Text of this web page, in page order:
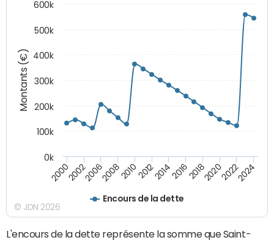
Montants (€)
Encours de la dette
200020022006200820102012201420162018202020222024
0k
100k
200k
300k
400k
500k
600k
© JDN 2026
L'encours de la dette représente la somme que Saint-